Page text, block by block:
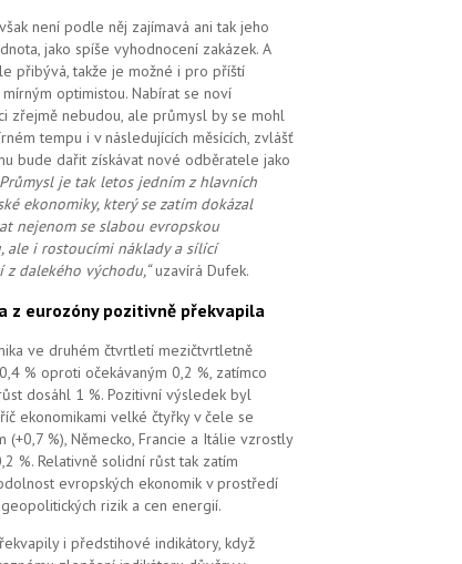
není podle něj zajímavá ani tak jeho
jako spíše vyhodnocení zakázek. A
přibývá, takže je možné i pro příští
optimistou. Nabírat se noví
zřejmě nebudou, ale průmysl by se mohl
tempu i v následujících měsících, zvlášť
bude dařit získávat nové odběratele jako
je tak letos jedním z hlavních
ekonomiky, který se zatím dokázal
nejenom se slabou evropskou
ale i rostoucími náklady a sílící
z dalekého východu,“uzavírá Dufek.
z eurozóny pozitivně překvapila
ve druhém čtvrtletí mezičtvrtletně
% oproti očekávaným 0,2 %, zatímco
dosáhl 1 %. Pozitivní výsledek byl
ekonomikami velké čtyřky v čele se
(+0,7 %), Německo, Francie a Itálie vzrostly
%. Relativně solidní růst tak zatím
evropských ekonomik v prostředí
rizik a cen energií.
i předstihové indikátory, když